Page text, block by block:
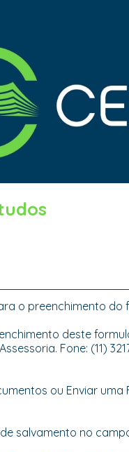
o preenchimento do
deste
Fone: (11)
ou Enviar uma
salvamento no